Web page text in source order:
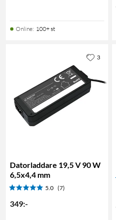
Online: 100+ st
Datorladdare 19,5 V 90 W
6,5x4,4 mm
5.0 (7)
349:-
3